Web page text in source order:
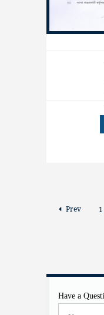
Prev 1
Have a